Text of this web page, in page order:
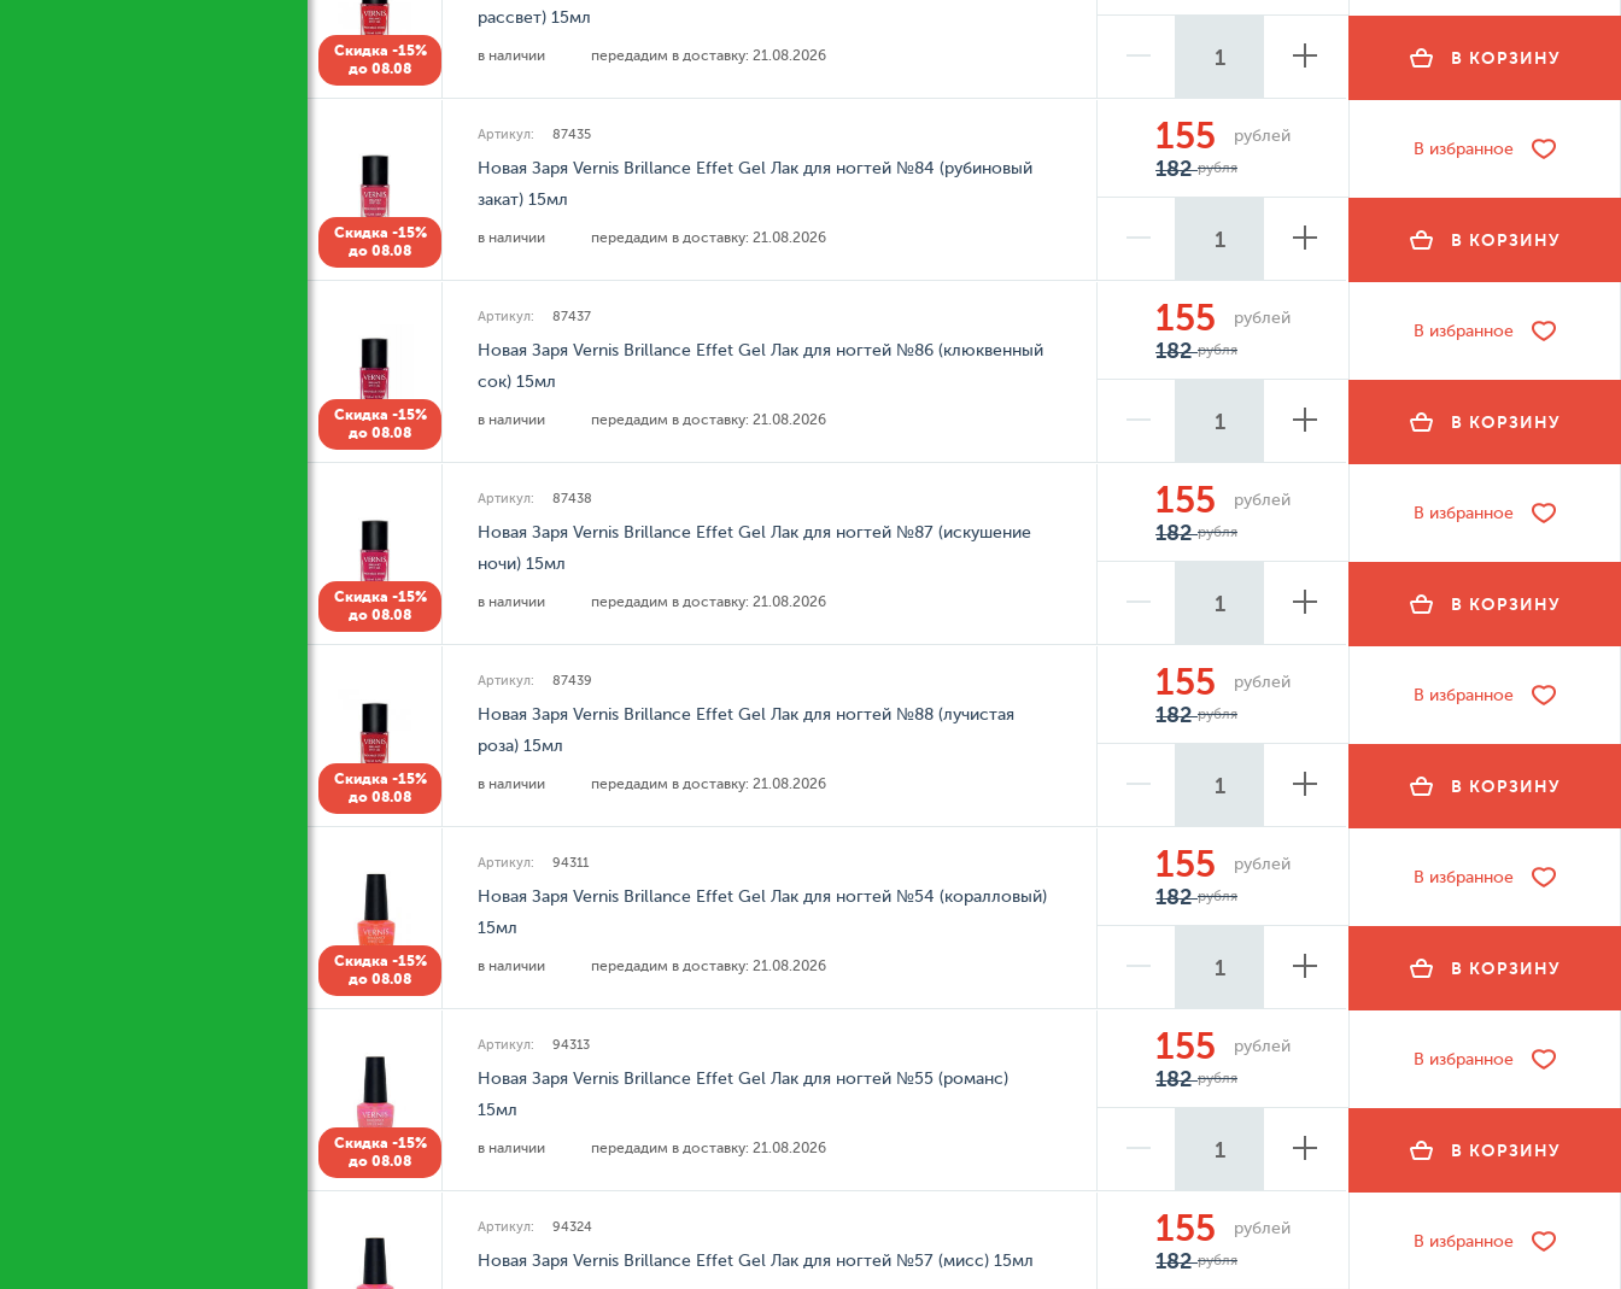
Скидка -15%
до 08.08
рассвет) 15мл
в наличии передадим в доставку: 21.08.2026 В КОРЗИНУ
Скидка -15%
до 08.08
Артикул: 87435
Новая Заря Vernis Brillance Effet Gel Лак для ногтей №84 (рубиновый
закат) 15мл
в наличии передадим в доставку: 21.08.2026
155 рублей
182рубля
В избранное
В КОРЗИНУ
Скидка -15%
до 08.08
Артикул: 87437
Новая Заря Vernis Brillance Effet Gel Лак для ногтей №86 (клюквенный
сок) 15мл
в наличии передадим в доставку: 21.08.2026
155 рублей
182рубля
В избранное
В КОРЗИНУ
Скидка -15%
до 08.08
Артикул: 87438
Новая Заря Vernis Brillance Effet Gel Лак для ногтей №87 (искушение
ночи) 15мл
в наличии передадим в доставку: 21.08.2026
155 рублей
182рубля
В избранное
В КОРЗИНУ
Скидка -15%
до 08.08
Артикул: 87439
Новая Заря Vernis Brillance Effet Gel Лак для ногтей №88 (лучистая
роза) 15мл
в наличии передадим в доставку: 21.08.2026
155 рублей
182рубля
В избранное
В КОРЗИНУ
Скидка -15%
до 08.08
Артикул: 94311
Новая Заря Vernis Brillance Effet Gel Лак для ногтей №54 (коралловый)
15мл
в наличии передадим в доставку: 21.08.2026
155 рублей
182рубля
В избранное
В КОРЗИНУ
Скидка -15%
до 08.08
Артикул: 94313
Новая Заря Vernis Brillance Effet Gel Лак для ногтей №55 (романс)
15мл
в наличии передадим в доставку: 21.08.2026
155 рублей
182рубля
В избранное
В КОРЗИНУ
Артикул: 94324
Новая Заря Vernis Brillance Effet Gel Лак для ногтей №57 (мисс) 15мл
155 рублей
182рубля
В избранное